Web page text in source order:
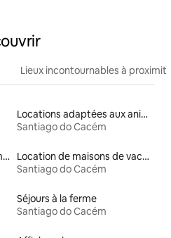
Lieux incontournables à
Locations adaptées aux animaux
Santiago do Cacém
Locations adaptées aux familles
Location de maisons de vacances
Santiago do Cacém
Séjours à la ferme
Santiago do Cacém